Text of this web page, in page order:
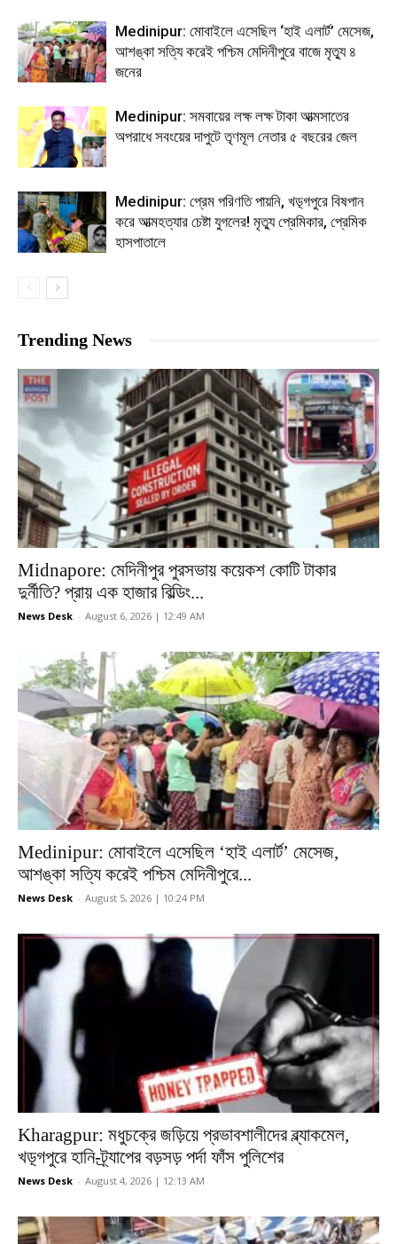
Medinipur: মোবাইলে এসেছিল ‘হাই এলার্ট’ মেসেজ,
আশঙ্কা সত্যি করেই পশ্চিম মেদিনীপুরে বাজে মৃত্যু ৪
জনের
Medinipur: সমবায়ের লক্ষ লক্ষ টাকা আত্মসাতের
অপরাধে সবংয়ের দাপুটে তৃণমূল নেতার ৫ বছরের জেল
Medinipur: প্রেম পরিণতি পায়নি, খড়্গপুরে বিষপান
করে আত্মহত্যার চেষ্টা যুগলের! মৃত্যু প্রেমিকার, প্রেমিক
হাসপাতালে
Trending News
Midnapore: মেদিনীপুর পুরসভায় কয়েকশ কোটি টাকার
দুর্নীতি? প্রায় এক হাজার বিল্ডিং...
News Desk - August 6, 2026 | 12:49 AM
Medinipur: মোবাইলে এসেছিল ‘হাই এলার্ট’ মেসেজ,
আশঙ্কা সত্যি করেই পশ্চিম মেদিনীপুরে...
News Desk - August 5, 2026 | 10:24 PM
Kharagpur: মধুচক্রে জড়িয়ে প্রভাবশালীদের ব্ল্যাকমেল,
খড়্গপুরে হানি-ট্র্যাপের বড়সড় পর্দা ফাঁস পুলিশের
News Desk - August 4, 2026 | 12:13 AM